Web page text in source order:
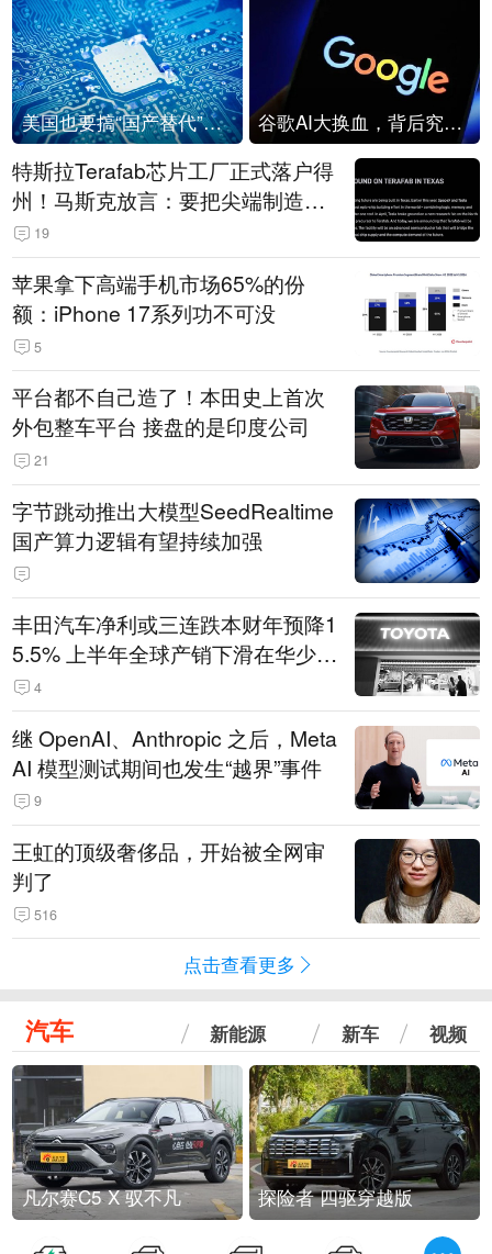
美国也要搞“国产替代”？先算清三笔账 谷歌AI大换血，背后究竟发生了什么？
特斯拉Terafab芯片工厂正式落户得
州！马斯克放言：要把尖端制造带
回美国
19
苹果拿下高端手机市场65%的份
额：iPhone 17系列功不可没
5
平台都不自己造了！本田史上首次
外包整车平台 接盘的是印度公司
21
字节跳动推出大模型SeedRealtime
国产算力逻辑有望持续加强
丰田汽车净利或三连跌本财年预降1
5.5% 上半年全球产销下滑在华少卖
14.3万辆
4
继 OpenAI、Anthropic 之后，Meta
AI 模型测试期间也发生“越界”事件
9
王虹的顶级奢侈品，开始被全网审
判了
516
点击查看更多
汽车 新能源 新车 视频
凡尔赛C5 X 驭不凡 探险者 四驱穿越版